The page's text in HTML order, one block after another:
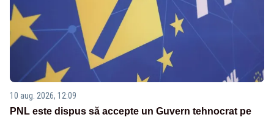
10 aug. 2026, 12:09
PNL este dispus să accepte un Guvern tehnocrat pe